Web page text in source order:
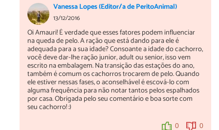
Vanessa Lopes (Editor/a de PeritoAnimal)
13/12/2016
Oi Amauri! É verdade que esses fatores podem influenciar
na queda de pelo. A ração que está dando para ele é
adequada para a sua idade? Consoante a idade do cachorro,
você deve dar-lhe ração junior, adult ou senior, isso vem
escrito na embalagem. Na transição das estações do ano,
também é comum os cachorros trocarem de pelo. Quando
ele estiver nessas fases, o aconselhável é escová-lo com
alguma frequência para não notar tantos pelos espalhados
por casa. Obrigada pelo seu comentário e boa sorte com
seu cachorro! :)
0 0